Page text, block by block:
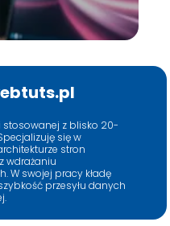
stosowanej z blisko 20-
się w
stron
wdrażaniu
W swojej pracy kładę
przesyłu danych